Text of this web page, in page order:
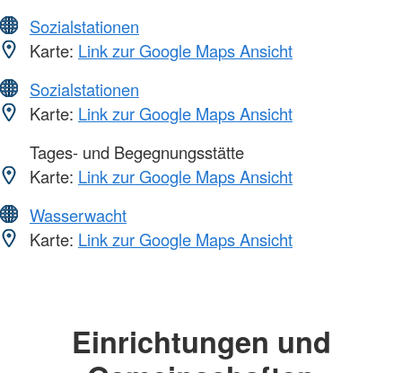
Sozialstationen
Karte: Link zur Google Maps Ansicht
Sozialstationen
Karte: Link zur Google Maps Ansicht
Tages- und Begegnungsstätte
Karte: Link zur Google Maps Ansicht
Wasserwacht
Karte: Link zur Google Maps Ansicht
Einrichtungen und